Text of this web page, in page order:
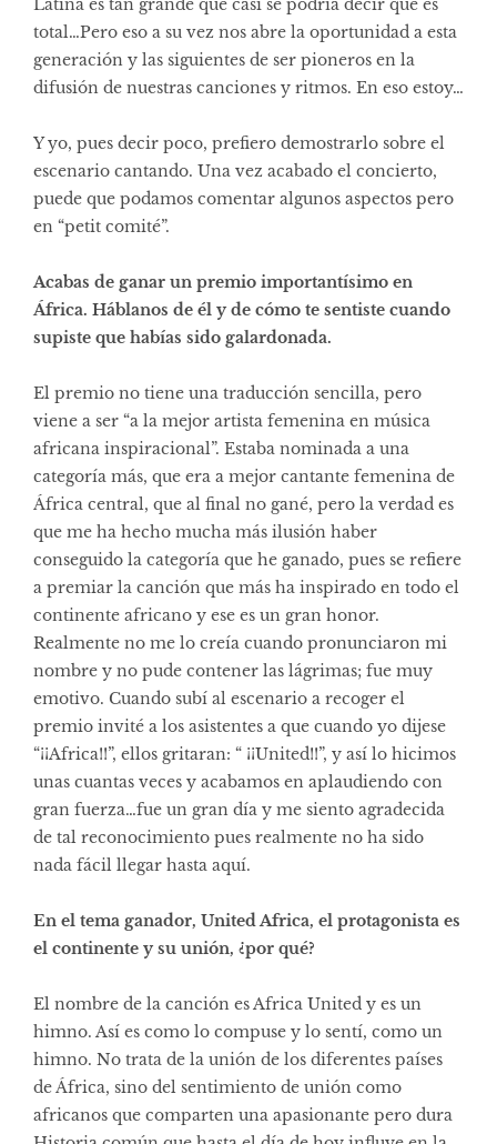
total…Pero eso a su vez nos abre la oportunidad a esta
generación y las siguientes de ser pioneros en la
difusión de nuestras canciones y ritmos. En eso estoy…
Y yo, pues decir poco, prefiero demostrarlo sobre el
escenario cantando. Una vez acabado el concierto,
puede que podamos comentar algunos aspectos pero
en “petit comité”.
Acabas de ganar un premio importantísimo en
África. Háblanos de él y de cómo te sentiste cuando
supiste que habías sido galardonada.
El premio no tiene una traducción sencilla, pero
viene a ser “a la mejor artista femenina en música
africana inspiracional”. Estaba nominada a una
categoría más, que era a mejor cantante femenina de
África central, que al final no gané, pero la verdad es
que me ha hecho mucha más ilusión haber
conseguido la categoría que he ganado, pues se refiere
a premiar la canción que más ha inspirado en todo el
continente africano y ese es un gran honor.
Realmente no me lo creía cuando pronunciaron mi
nombre y no pude contener las lágrimas; fue muy
emotivo. Cuando subí al escenario a recoger el
premio invité a los asistentes a que cuando yo dijese
“¡¡Africa!!”, ellos gritaran: “ ¡¡United!!”, y así lo hicimos
unas cuantas veces y acabamos en aplaudiendo con
gran fuerza…fue un gran día y me siento agradecida
de tal reconocimiento pues realmente no ha sido
nada fácil llegar hasta aquí.
En el tema ganador, United Africa, el protagonista es
el continente y su unión, ¿por qué?
El nombre de la canción es Africa United y es un
himno. Así es como lo compuse y lo sentí, como un
himno. No trata de la unión de los diferentes países
de África, sino del sentimiento de unión como
africanos que comparten una apasionante pero dura